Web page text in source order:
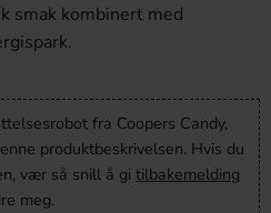
smak kombinert med
fra Coopers Candy,
produktbeskrivelsen. Hvis du
vær så snill å gi tilbakemelding
meg.